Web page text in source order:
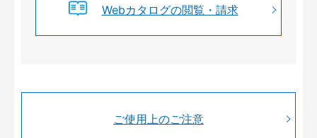
Webカタログの閲覧・請求
ご使用上のご注意